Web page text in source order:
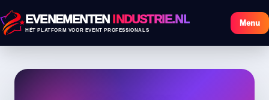
EVENEMENTEN INDUSTRIE.NL
HÉT PLATFORM VOOR EVENT PROFESSIONALS
Menu